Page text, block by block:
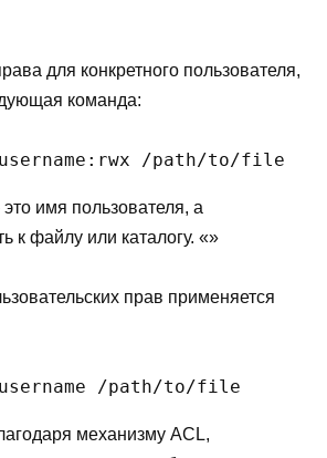
для конкретного пользователя,
команда:
/path/to/file
имя пользователя, а
к файлу или каталогу. «»
прав применяется
/path/to/file
механизму ACL,